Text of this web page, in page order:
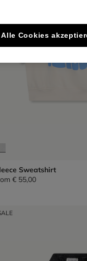
Sweatshirt
€ 55,00
Alle Cookies